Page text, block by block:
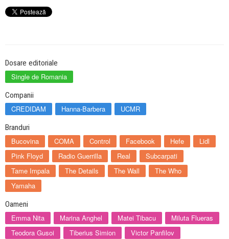
Dosare editoriale
Single de Romania
Companii
CREDIDAM Hanna-Barbera UCMR
Branduri
Bucovina COMA Control Facebook Hefe
Lidl
Pink Floyd
Radio Guerrilla Real
Subcarpati
Tame Impala
The Details The Wall
The Who
Yamaha
Oameni
Emma Nita Marina Anghel Matei Tibacu
Miluta Flueras
Teodora Gusoi
Tiberius Simion Victor Panfilov